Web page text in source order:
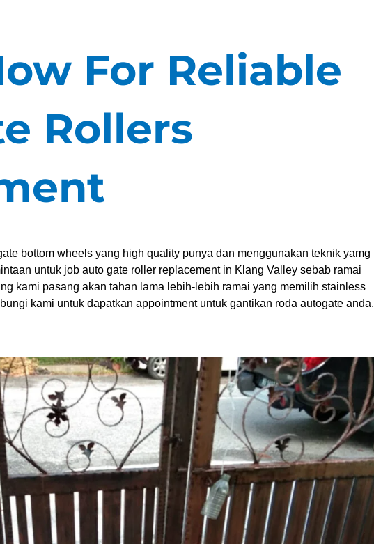
For Reliable
Rollers
bottom wheels yang high quality punya dan menggunakan teknik yamg
untuk job auto gate roller replacement in Klang Valley sebab ramai
kami pasang akan tahan lama lebih-lebih ramai yang memilih stainless
kami untuk dapatkan appointment untuk gantikan roda autogate anda.